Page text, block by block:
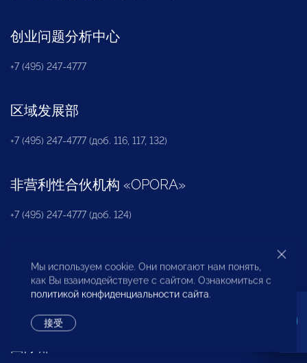
创业问题分析中心
+7 (495) 247-4777
区域发展部
+7 (495) 247-4777 (доб. 116, 117, 132)
非营利性合伙机构 «OPORA»
+7 (495) 247-4777 (доб. 124)
新闻办公室
+7 (495) 247 4777 (доб. 115, 114, 113)
Мы используем cookie. Они помогают нам понять,
как Вы взаимодействуете с сайтом. Ознакомиться с
политикой конфиденциальности сайта.
接受